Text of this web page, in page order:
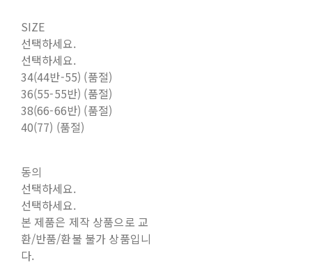
SIZE
선택하세요.
선택하세요.
34(44반-55) (품절)
36(55-55반) (품절)
38(66-66반) (품절)
40(77) (품절)
동의
선택하세요.
선택하세요.
본 제품은 제작 상품으로 교
환/반품/환불 불가 상품입니
다.